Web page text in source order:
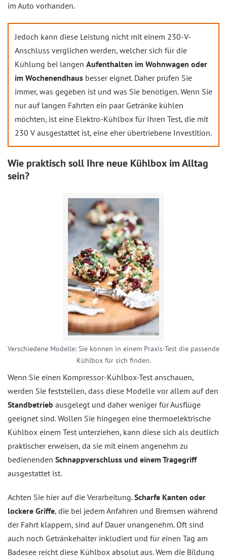
im Auto vorhanden.
Jedoch kann diese Leistung nicht mit einem 230-V-
Anschluss verglichen werden, welcher sich für die
Kühlung bei langen Aufenthalten im Wohnwagen oder
im Wochenendhaus besser eignet. Daher prüfen Sie
immer, was gegeben ist und was Sie benötigen. Wenn Sie
nur auf langen Fahrten ein paar Getränke kühlen
möchten, ist eine Elektro-Kühlbox für Ihren Test, die mit
230 V ausgestattet ist, eine eher übertriebene Investition.
Wie praktisch soll Ihre neue Kühlbox im Alltag
sein?
Verschiedene Modelle: Sie können in einem Praxis-Test die passende
Kühlbox für sich finden.
Wenn Sie einen Kompressor-Kühlbox-Test anschauen,
werden Sie feststellen, dass diese Modelle vor allem auf den
Standbetrieb ausgelegt und daher weniger für Ausflüge
geeignet sind. Wollen Sie hingegen eine thermoelektrische
Kühlbox einem Test unterziehen, kann diese sich als deutlich
praktischer erweisen, da sie mit einem angenehm zu
bedienenden Schnappverschluss und einem Tragegriff
ausgestattet ist.
Achten Sie hier auf die Verarbeitung.Scharfe Kanten oder
lockere Griffe, die bei jedem Anfahren und Bremsen während
der Fahrt klappern, sind auf Dauer unangenehm. Oft sind
auch noch Getränkehalter inkludiert und für einen Tag am
Badesee reicht diese Kühlbox absolut aus. Wem die Bildung